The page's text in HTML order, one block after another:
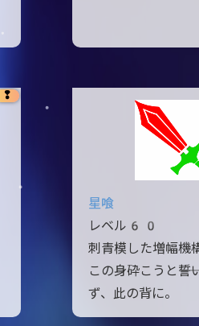
❢
星喰
レベル60
刺青模した増幅機
この身砕こうと――誓
ず、此の背に。